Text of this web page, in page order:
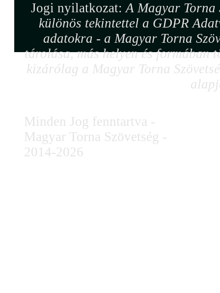
Jogi nyilatkozat:A Magyar Torna
különös tekintettel a GDPR
adatokra - a Magyar Torna
tárolása, más helyen és formában
kizárólag a Magyar Torna
Minden Jog fenntartva -
Magyar Torna Szövetség -
2014-2026